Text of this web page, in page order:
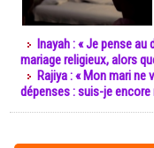
Inayah : « Je pense
mariage religieux, alors
Rajiya : « Mon mari
dépenses : suis-je encore